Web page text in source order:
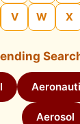
V W X
Aerosol